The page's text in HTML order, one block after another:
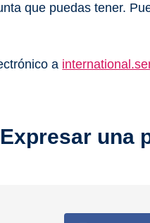
que puedas tener.
a
Expresar una